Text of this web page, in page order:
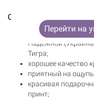
Особенности чашки с
уникальный
Надежной
Тигра;
хорошее качество
приятный на ощупь
красивая
принт;
Перейти на